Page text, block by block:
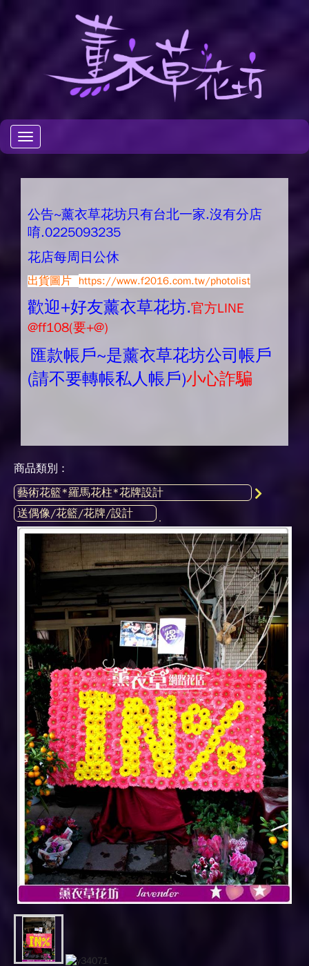
Toggle
navigation
公告~薰衣草花坊只有台北一家.沒有分店
唷.0225093235
花店每周日公休
出貨圖片 https://www.f2016.com.tw/photolist
歡迎+好友薰衣草花坊.官方LINE
@ff108(要+@)
匯款帳戶~是薰衣草花坊公司帳戶
(請不要轉帳私人帳戶)小心詐騙
商品類別 :